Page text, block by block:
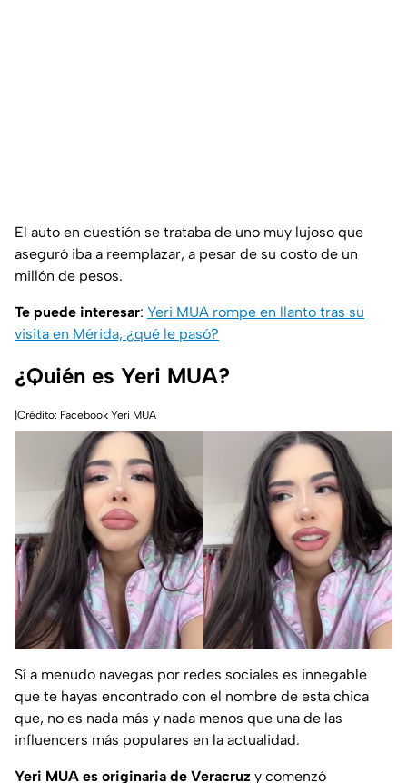
El auto en cuestión se trataba de uno muy lujoso que
aseguró iba a reemplazar, a pesar de su costo de un
millón de pesos.
Te puede interesar: Yeri MUA rompe en llanto tras su
visita en Mérida, ¿qué le pasó?
¿Quién es Yeri MUA?
|Crédito: Facebook Yeri MUA
Sí a menudo navegas por redes sociales es innegable
que te hayas encontrado con el nombre de esta chica
que, no es nada más y nada menos que una de las
influencers más populares en la actualidad.
Yeri MUA es originaria de Veracruz y comenzó